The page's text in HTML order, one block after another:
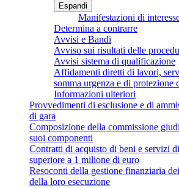
Espandi
Manifestazioni di
Determina a contrarre
Avvisi e Bandi
Avviso sui risultati delle
Avvisi sistema di qualificazione
Affidamenti diretti di lavori,
somma urgenza e di protezione
Informazioni ulteriori
Provvedimenti di esclusione e di
di gara
Composizione della commissione
suoi componenti
Contratti di acquisto di beni e servizi
superiore a 1 milione di euro
Resoconti della gestione finanziaria
della loro esecuzione